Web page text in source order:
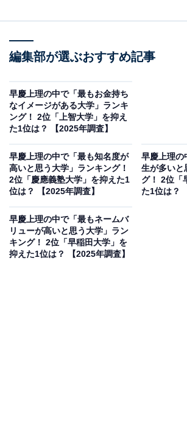
ます。特に「早慶」という括りの中で
回答者からは「学業だけでなく、スポ
存在感があるから」（40代男性／福岡
「社長、政治家、芸能人になる同級生
ら」（40代男性／神奈川県）といった
た。
編集部が選ぶおすすめ記事
早慶上理の中で「最もお金持ち
なイメージがある大学」ランキ
ング！ 2位「上智大学」を抑え
た1位は？ 【2025年調査】
早慶上理の中で「最も知名度が
高いと思う大学」ランキング！
2位「慶應義塾大学」を抑えた1
位は？ 【2025年調査】
早慶上理の
生が多いと
グ！ 2位「
た1位は？
早慶上理の中で「最もネームバ
リューが高いと思う大学」ラン
キング！ 2位「早稲田大学」を
抑えた1位は？ 【2025年調査】